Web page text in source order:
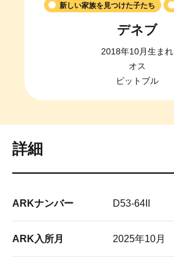
新しい家族を見つけた子たち
デネブ
2018年10月生まれ
オス
ピットブル
詳細
ARKナンバー D53-64II
ARK入所月 2025年10月